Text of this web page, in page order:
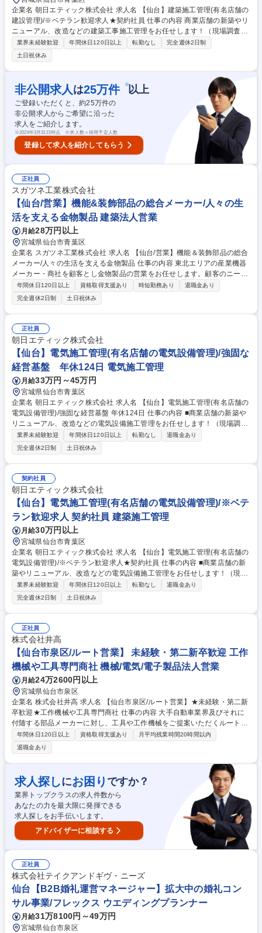
企業名 朝日エティック株式会社 求人名 【仙台】建築施工管理(有名店舗の
建設管理)/※ベテラン歓迎求人★契約社員 仕事の内容 商業店舗の新築やリ
ニューアル、改造などの建築工事施工管理をお任せします！（現場調査、
見積作成、施工図面作成、工程表作成、資材発注、協力会社手配、官庁申
請、工程管理、安全管理、品質管理など） 【ロードサイド店舗の建築工事
一式に係る建築施工管理業務全般】 建築工事の一部分のみに関わるのでは
なく、現場代理人として建物のゼロから完成まで１人で全て監理・指揮で
きる施工管理として働くことが可能です。また、住宅などの一般建築物と
違いガソリンスタンドや水素ステーションなどを数多く施工していますの
で設備系の施工や防爆施工などの特殊技術なども学ぶことができます。 募
集職種 【仙台】建築施工管理(有名店舗の建設管理)/※ベテラン歓迎求人★
契約社員
業界未経験歓迎 年間休日120日以上 転勤なし
完全週休2日制
土日祝休み
非公開求人 は25万件 ※以上
ご登録いただくと、約25万件の
非公開求人からご希望に沿った
求人をご紹介します。
※2026年3月31日時点 ※求人数＝採用予定人数
登録して求人を紹介してもらう
正社員
スガツネ工業株式会社
【仙台/営業】機能&装飾部品の総合メーカー/人々の生
活を支える金物製品 建築法人営業
月給28万円以上
宮城県仙台市青葉区
企業名 スガツネ工業株式会社 求人名 【仙台/営業】機能＆装飾部品の総合
メーカー/人々の生活を支える金物製品 仕事の内容 東北エリアの産業機器
メーカー・商社を顧客とし金物製品の営業をお任せします。顧客のニーズ
を汲み取り、30,000点以上ある商品の中から適切な製品を提案して頂くこ
とが可能です！ 【詳細】扉に使われる蝶番や引き出しのスライドレール、
移動用のキャスターなど、金物製品は日常に近い家具にも多く組み込まれ
ています。 【魅力】■技術部と連携し特ながら注品・別注品（OEM・OD
M）などのカスタマイズ提案を行うことが可能です。顧客のニーズにしっ
かり応えることができます。■デザインへの拘りからグッドデザイン賞も
多数受賞！幅広い業界で信頼を寄せ、長年の黒字経営が実現できていま
す！ 募集職種 【仙台/営業】機能＆装飾部品の総合メーカー/人々の生活を
支える金物製品
年間休日120日以上 資格取得支援あり 時短勤務あり
退職金あり
完全週休2日制
土日祝休み
正社員
朝日エティック株式会社
【仙台】電気施工管理(有名店舗の電気設備管理)/強固な
経営基盤 年休124日 電気施工管理
月給33万円～45万円
宮城県仙台市青葉区
企業名 朝日エティック株式会社 求人名 【仙台】電気施工管理(有名店舗の
電気設備管理)/強固な経営基盤 年休124日 仕事の内容 ■商業店舗の新築や
リニューアル、改造などの電気設備施工管理をお任せします！（現場調
査、見積作成、施工図面作成、工程表作成、資材発注、協力会社手配、官
庁申請、工程管理、安全管理、品質管理など） ■ロードサイド店舗の電気
設備に関する施工管理業務全般 ■油槽所などプラント設備の電気・計装工
事の施工管理業務（保守中心） 【具体的には…】店舗の照明や配電などの
設備、店舗内の銀行ATM機器や、ガソリンスタンドの給油機械設置など
様々な施工管理を行います。石油会社様が所有されている油槽所などのプ
ラント設備にて電気・計装工事の施工管理を行うこともあります(既存設
備のメンテ・更新など保守中心) 募集職種 【仙台】電気施工管理(有名店舗
の電気設備管理)/強固な経営基盤 年休124日
業界未経験歓迎 年間休日120日以上 転勤なし
退職金あり
完全週休2日制
土日祝休み
契約社員
朝日エティック株式会社
【仙台】電気施工管理(有名店舗の電気設備管理)/※ベテ
ラン歓迎求人 契約社員 建築施工管理
月給30万円以上
宮城県仙台市青葉区
企業名 朝日エティック株式会社 求人名 【仙台】電気施工管理(有名店舗の
電気設備管理)/※ベテラン歓迎求人★契約社員 仕事の内容 ■商業店舗の新
築やリニューアル、改造などの電気設備施工管理をお任せします！（現場
調査、見積作成、施工図面作成、工程表作成、資材発注、協力会社手配、
官庁申請、工程管理、安全管理、品質管理など） ■ロードサイド店舗の電
気設備に関する施工管理業務全般 ■油槽所などプラント設備の電気・計装
工事の施工管理業務（保守中心） 【具体的には…】店舗の照明や配電など
の設備、店舗内の銀行ATM機器の施工や、ガソリンスタンドの給油機械設
置など様々な施工を行います。石油会社様が所有されている油槽所などの
プラント設備にて電気・計装工事の施工管理を行うこともあります(既存
設備のメンテ・更新など保守中心) 募集職種 【仙台】電気施工管理(有名店
舗の電気設備管理)/※ベテラン歓迎求人★契約社員
業界未経験歓迎 年間休日120日以上 転勤なし
退職金あり
完全週休2日制
土日祝休み
正社員
株式会社井高
【仙台市泉区/ルート営業】 未経験・第二新卒歓迎 工作
機械や工具専門商社 機械/電気/電子製品法人営業
月給24万2600円以上
宮城県仙台市泉区
企業名 株式会社井高 求人名 【仙台市泉区/ルート営業】★未経験・第二新
卒歓迎★工作機械や工具専門商社 仕事の内容 大手自動車業界及びそれに
付随する部品メーカーに対し、工具や工作機械をご提案いただくルート営
業職をお任せ致します。課題の発掘から納品まで一連の流れに携ることが
できます ■【主業務】既存顧客へ定期訪問や接点を行い、情報収集や製品
提案、案件獲得。顧客からのお困りごとヒアリングから、製品選定、提
案。メーカー/仕入先に対し、見積依頼や納期調整、価格交渉 等 ■【残
業】平均残業15.7時間:労働管理を社内で徹底。業務時間を社員が可視化で
きるようにしており、業務負荷が偏らないようにチームで管理。 ■【転
勤】主に現地採用を行っており、異動が少なく安心して働けます 募集職種
【仙台市泉区/ルート営業】★未経験・第二新卒歓迎★工作機械や工具専門
商社
年間休日120日以上 資格取得支援あり
月平均残業時間20時間以内
退職金あり
求人探しにお困り ですか？
業界トップクラスの求人件数から
あなたの力を最大限に発揮できる
求人探しをお手伝いします。
アドバイザーに相談する
正社員
株式会社テイクアンドギヴ・ニーズ
仙台【B2B婚礼運営マネージャー】拡大中の婚礼コン
サル事業/フレックス ウエディングプランナー
月給31万8100円～49万円
宮城県仙台市泉区